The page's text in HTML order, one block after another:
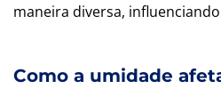
maneira diversa,
Como a umidade